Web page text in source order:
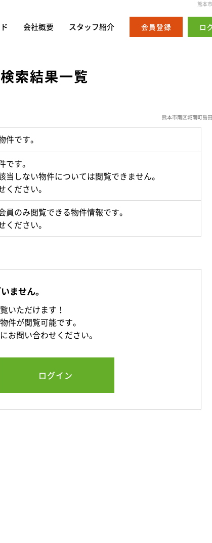
熊本
会社概要 スタッフ紹介 会員登録 ロ
検索結果一覧
熊本市南区城南町島
です。
す。
しない物件については閲覧できません。
ださい。
のみ閲覧できる物件情報です。
ださい。
ません。
いただけます！
件が閲覧可能です。
問い合わせください。
ログイン